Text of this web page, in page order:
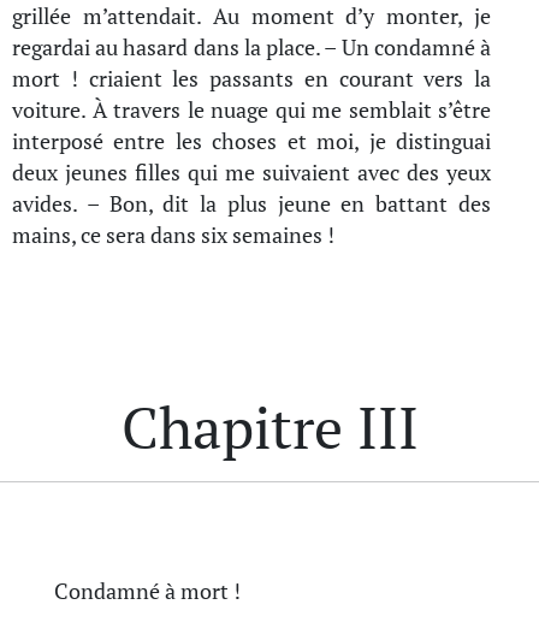
grillée m’attendait. Au moment d’y monter, je
regardai au hasard dans la place. – Un condamné à
mort ! criaient les passants en courant vers la
voiture. À travers le nuage qui me semblait s’être
interposé entre les choses et moi, je distinguai
deux jeunes filles qui me suivaient avec des yeux
avides. – Bon, dit la plus jeune en battant des
mains, ce sera dans six semaines !
Chapitre III
Condamné à mort !